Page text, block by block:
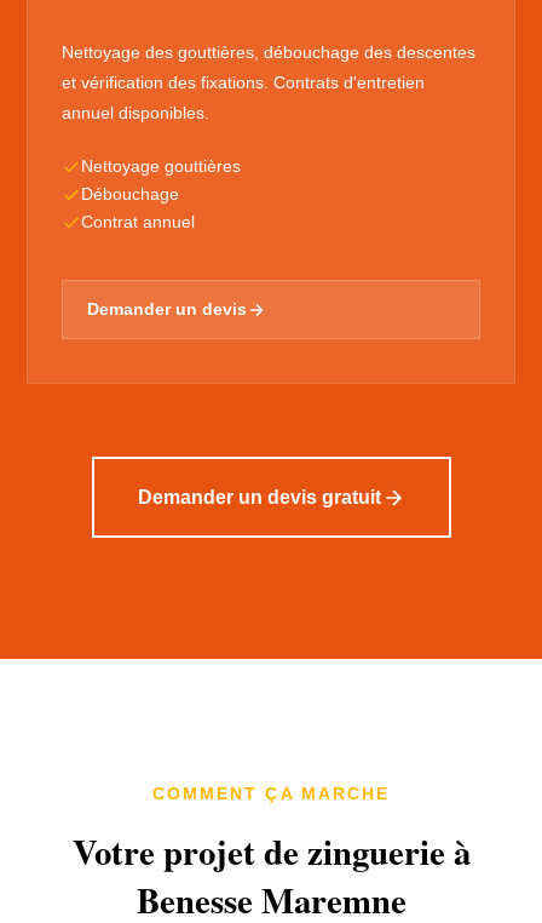
Nettoyage des gouttières, débouchage des descentes
et vérification des fixations. Contrats d'entretien
annuel disponibles.
Nettoyage gouttières
Débouchage
Contrat annuel
Demander un devis
Demander un devis gratuit
COMMENT ÇA MARCHE
Votre projet de zinguerie à
Benesse Maremne